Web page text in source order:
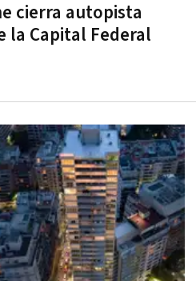
cierra autopista
la Capital Federal